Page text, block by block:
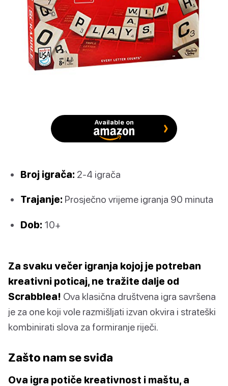
Available on
Broj igrača: 2-4 igrača
Trajanje: Prosječno vrijeme igranja 90 minuta
Dob: 10+
Za svaku večer igranja kojoj je potreban
kreativni poticaj, ne tražite dalje od
Scrabblea! Ova klasična društvena igra savršena
je za one koji vole razmišljati izvan okvira i strateški
kombinirati slova za formiranje riječi.
Zašto nam se sviđa
Ova igra potiče kreativnost i maštu, a